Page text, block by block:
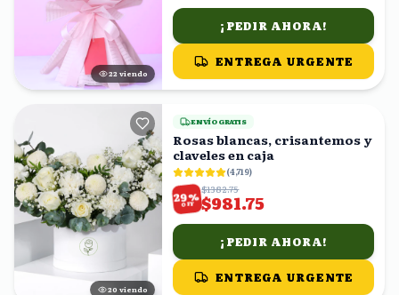
22 viendo
¡PEDIR AHORA!
ENTREGA URGENTE
19 viendo
ENVÍO GRATIS
Rosas blancas, crisantemos y
claveles en caja
(4,719)
29%
OFF
$1382.75
$981.75
¡PEDIR AHORA!
ENTREGA URGENTE